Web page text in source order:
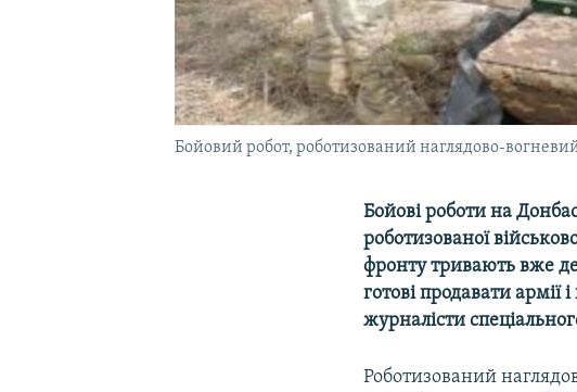
Бойовий робот, роботизований наглядово-
Бойові роботи на
роботизованої
фронту тривають вже
готові продавати армії
журналісти
Роботизований